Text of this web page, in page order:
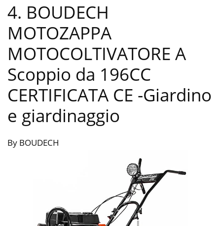
4. BOUDECH
MOTOZAPPA
MOTOCOLTIVATORE A
Scoppio da 196CC
CERTIFICATA CE -Giardino
e giardinaggio
By BOUDECH